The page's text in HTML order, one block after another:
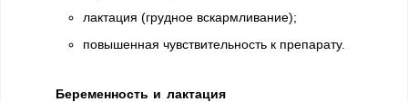
лактация (грудное вскармливание);
повышенная чувствительность к препарату.
Беременность и лактация